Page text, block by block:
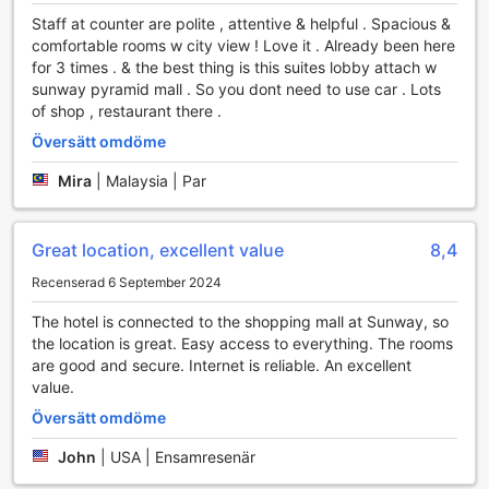
tillgänglig, vilket gör det enkelt att hålla sig fräsch under
hela din vistelse. Med dessa bekvämligheter är Resort
Suites at Bandar Sunway det perfekta valet för både
affärsresenärer och semesterfirare.
Transportmöjligheter på Resort Suites vid Bandar
Sunway
Resort Suites vid Bandar Sunway erbjuder bekväma
transportmöjligheter för sina gäster, vilket gör det enkelt att
en rymlig parkeringsplats på plats, vilket ger gästerna
möjlighet till självparkering. Detta är en stor fördel för dem
som föredrar att köra själva och vill ha friheten att
upptäcka staden i sin egen takt.
Det är viktigt att notera att parkeringsavgifter tillkommer,
men den bekvämlighet som erbjuds genom att ha en säker
och lättillgänglig parkeringslösning gör det väl värt det.
Oavsett om du planerar att besöka lokala attraktioner, njuta
av shopping eller bara koppla av vid hotellet, ger Resort
Suites vid Bandar Sunway en smidig transportupplevelse
som gör din vistelse ännu mer njutbar.
Staff at counter are polite , attentive & helpful . Spacious &
comfortable rooms w city view ! Love it . Already been here
for 3 times . & the best thing is this suites lobby attach w
sunway pyramid mall . So you dont need to use car . Lots
of shop , restaurant there .
Översätt omdöme
Mira Malaysia | Par
Great location, excellent value 8,4
Recenserad 6 September 2024
The hotel is connected to the shopping mall at Sunway, so
the location is great. Easy access to everything. The rooms
are good and secure. Internet is reliable. An excellent
value.
Översätt omdöme
John USA | Ensamresenär